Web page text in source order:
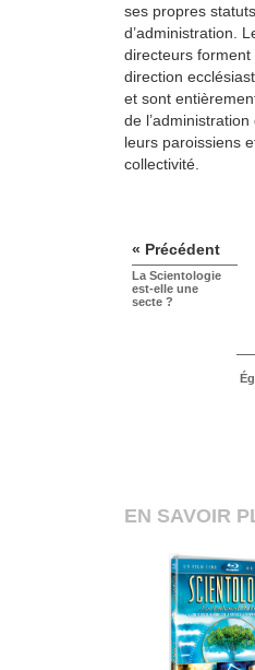
ses propres
d’administration.
directeurs forment
direction
et sont
de
leurs paroissiens
collectivité.
« Précédent
La Scientologie
est-elle une
secte ?
EN SAVOIR